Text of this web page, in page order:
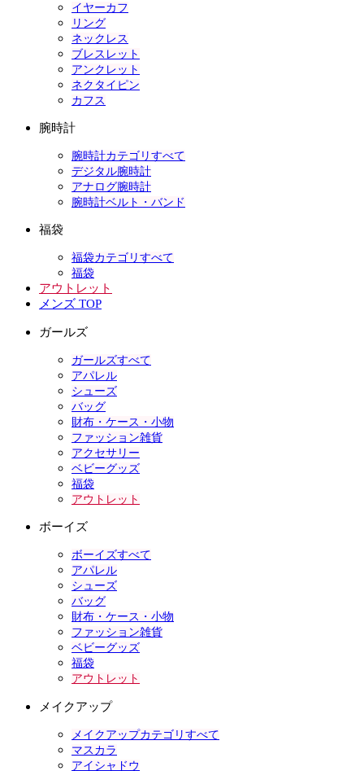
イヤーカフ
リング
ネックレス
ブレスレット
アンクレット
ネクタイピン
カフス
腕時計
腕時計カテゴリすべて
デジタル腕時計
アナログ腕時計
腕時計ベルト・バンド
福袋
福袋カテゴリすべて
福袋
アウトレット
メンズ TOP
ガールズ
ガールズすべて
アパレル
シューズ
バッグ
財布・ケース・小物
ファッション雑貨
アクセサリー
ベビーグッズ
福袋
アウトレット
ボーイズ
ボーイズすべて
アパレル
シューズ
バッグ
財布・ケース・小物
ファッション雑貨
ベビーグッズ
福袋
アウトレット
メイクアップ
メイクアップカテゴリすべて
マスカラ
アイシャドウ